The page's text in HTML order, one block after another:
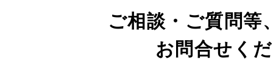
ご相談・ご質問等
お問合せく